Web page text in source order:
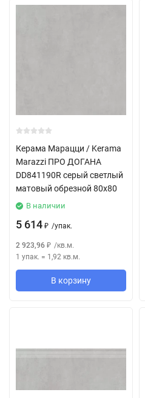
Керама Марацци / Kerama
Marazzi ПРО ДОГАНА
DD841190R серый светлый
матовый обрезной 80x80
В наличии
5 614 ₽ /упак.
2 923,96 ₽ /кв.м.
1 упак. = 1,92 кв.м.
В корзину